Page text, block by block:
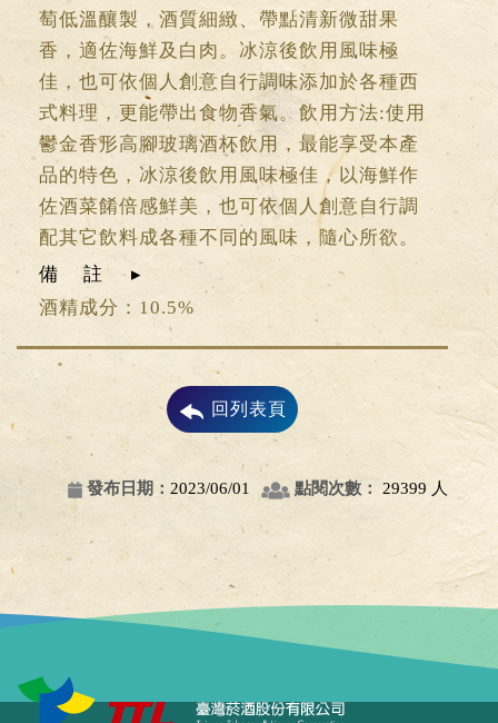
萄低溫釀製，酒質細緻、帶點清新微甜果
香，適佐海鮮及白肉。冰涼後飲用風味極
佳，也可依個人創意自行調味添加於各種西
式料理，更能帶出食物香氣。飲用方法:使用
鬱金香形高腳玻璃酒杯飲用，最能享受本產
品的特色，冰涼後飲用風味極佳，以海鮮作
佐酒菜餚倍感鮮美，也可依個人創意自行調
配其它飲料成各種不同的風味，隨心所欲。
備註
酒精成分：10.5%
回列表頁
發布日期： 2023/06/01 點閱次數： 29399 人
點選展開/點選收合選單功能